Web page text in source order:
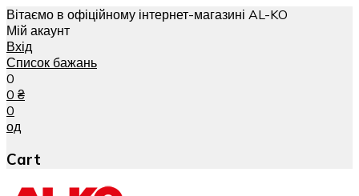
Вітаємо в офіційному інтернет-магазині AL-KO
Мій акаунт
Вхід
Список бажань
0
0 ₴
0
од
Cart